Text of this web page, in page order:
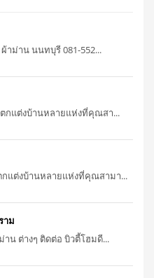
ม่าน นนทบุรี 081-552...
กแต่งบ้านหลายแห่งที่คุณสา...
แต่งบ้านหลายแห่งที่คุณสามา...
าม
น ต่างๆ ติดต่อ บิวตี้โฮมดี...